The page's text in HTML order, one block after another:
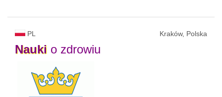
PL Kraków, Polska
Nauki o zdrowiu